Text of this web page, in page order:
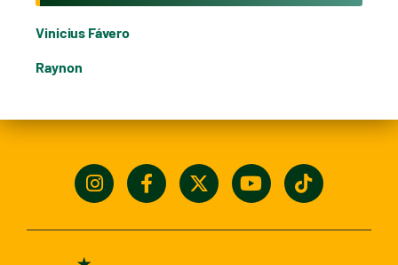
Vinicius Fávero
Raynon